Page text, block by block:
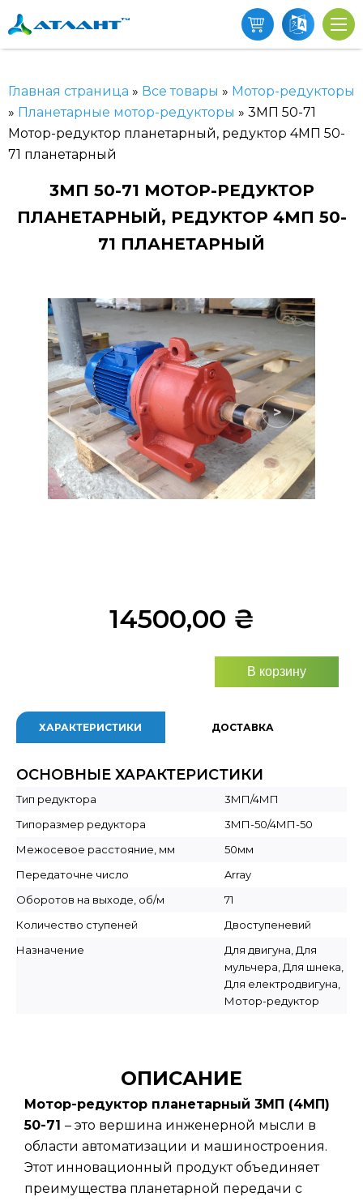
Главная страница » Все товары » Мотор-редукторы
» Планетарные мотор-редукторы » 3МП 50-71
Мотор-редуктор планетарный, редуктор 4МП 50-
71 планетарный
3МП 50-71 МОТОР-РЕДУКТОР
ПЛАНЕТАРНЫЙ, РЕДУКТОР 4МП 50-
71 ПЛАНЕТАРНЫЙ
< >
14500,00 ₴
В корзину
ХАРАКТЕРИСТИКИ ДОСТАВКА
ОСНОВНЫЕ ХАРАКТЕРИСТИКИ
Тип редуктора
3МП/4МП
Типоразмер редуктора
3МП-50/4МП-50
Межосевое расстояние, мм
50мм
Передаточне число
Array
Оборотов на выходе, об/м
71
Количество ступеней
Двоступеневий
Назначение
Для двигуна, Для
мульчера, Для шнека,
Для електродвигуна,
Мотор-редуктор
ОПИСАНИЕ
Мотор-редуктор планетарный 3МП (4МП)
50-71 – это вершина инженерной мысли в
области автоматизации и машиностроения.
Этот инновационный продукт объединяет
преимущества планетарной передачи с